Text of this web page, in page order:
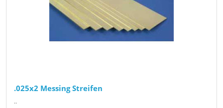
.025x2 Messing Streifen
..